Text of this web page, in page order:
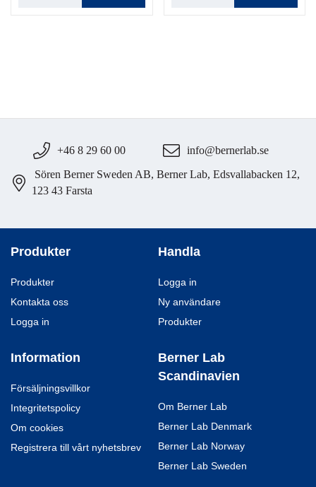
+46 8 29 60 00 info@bernerlab.se
Sören Berner Sweden AB, Berner Lab, Edsvallabacken 12,
123 43 Farsta
Produkter
Produkter
Kontakta oss
Logga in
Handla
Logga in
Ny användare
Produkter
Information
Försäljningsvillkor
Integritetspolicy
Om cookies
Registrera till vårt nyhetsbrev
Berner Lab
Scandinavien
Om Berner Lab
Berner Lab Denmark
Berner Lab Norway
Berner Lab Sweden